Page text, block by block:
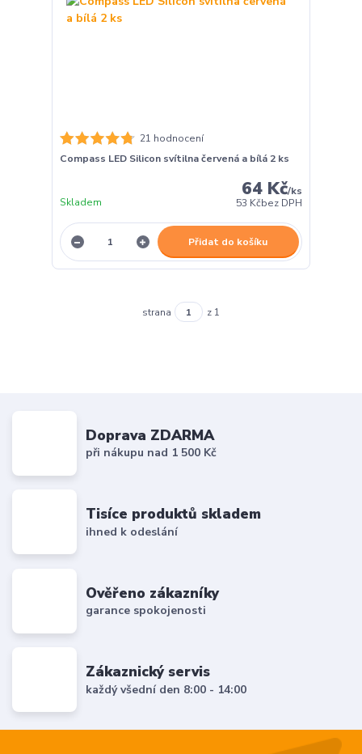
21 hodnocení
Compass LED Silicon svítilna červená a bílá 2 ks
64 Kč/ks
53 Kčbez DPH
Skladem
Přidat do košíku
strana z 1
Doprava ZDARMA
při nákupu nad 1 500 Kč
Tisíce produktů skladem
ihned k odeslání
Ověřeno zákazníky
garance spokojenosti
Zákaznický servis
každý všední den 8:00 - 14:00